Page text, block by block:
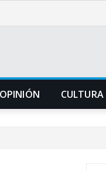
OPINIÓN CULTURA